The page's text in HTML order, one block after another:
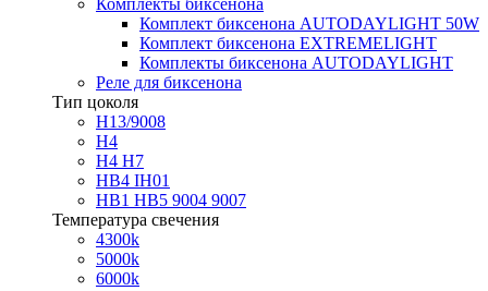
Комплекты биксенона
Комплект биксенона AUTODAYLIGHT 50W
Комплект биксенона EXTREMELIGHT
Комплекты биксенона AUTODAYLIGHT
Реле для биксенона
Тип цоколя
H13/9008
H4
H4 H7
HB4 IH01
HB1 HB5 9004 9007
Температура свечения
4300k
5000k
6000k